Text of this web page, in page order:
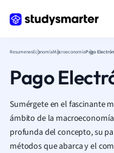
ResumenesEconomíaMacroeconomíaPago
Pago
Sumérgete en el fascinante
ámbito de la
profunda del concepto, su
métodos que abarca y el